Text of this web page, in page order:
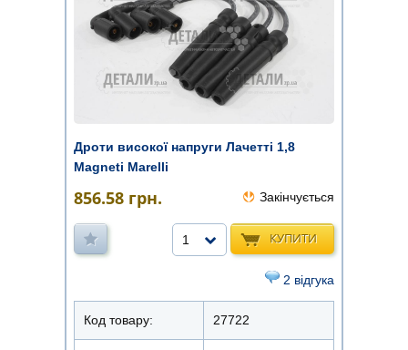
Дроти високої напруги Лачетті 1,8
Magneti Marelli
856.58 грн. Закінчується
КУПИТИ
1
2 відгука
Код товару: 27722